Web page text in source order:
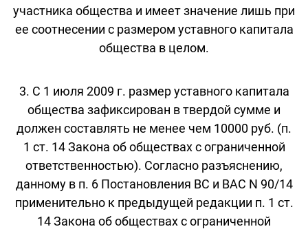
участника общества и имеет значение лишь при
ее соотнесении с размером уставного капитала
общества в целом.
3. С 1 июля 2009 г. размер уставного капитала
общества зафиксирован в твердой сумме и
должен составлять не менее чем 10000 руб. (п.
1 ст. 14 Закона об обществах с ограниченной
ответственностью). Согласно разъяснению,
данному в п. 6 Постановления ВС и ВАС N 90/14
применительно к предыдущей редакции п. 1 ст.
14 Закона об обществах с ограниченной